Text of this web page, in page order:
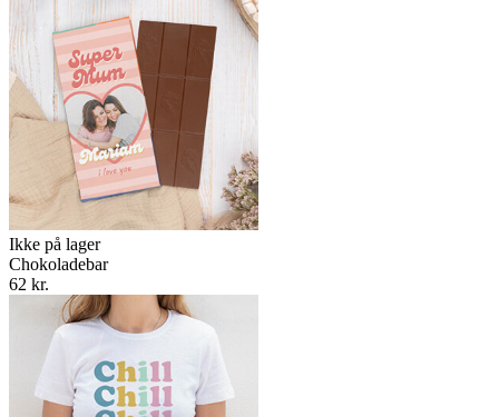
Ikke på lager
Chokoladebar
62 kr.